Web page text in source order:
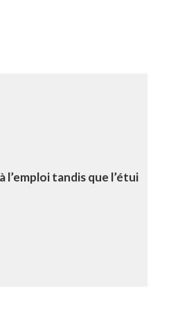
tandis que l’étui